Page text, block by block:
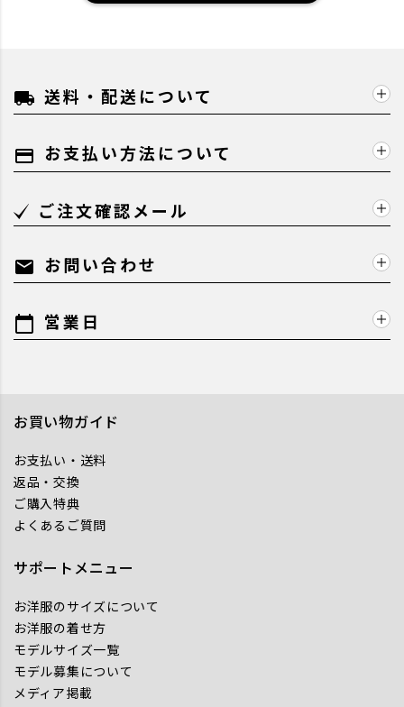
local_shipping 送料・配送について
payment お支払い方法について
ご注文確認メール
mail お問い合わせ
calendar_today 営業日
お買い物ガイド
お支払い・送料
返品・交換
ご購入特典
よくあるご質問
サポートメニュー
お洋服のサイズについて
お洋服の着せ方
モデルサイズ一覧
モデル募集について
メディア掲載